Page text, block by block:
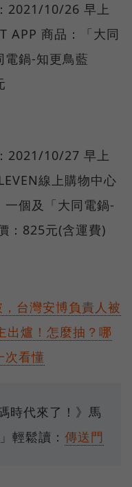
2021/10/26 早上
APP 商品：「大同
鍋-知更鳥藍
2021/10/27 早上
線上購物中心
個及「大同電鍋-
：825元(含運費)
台灣安博負責人被
出爐！怎麼抽？哪
次看懂
時代來了！》馬
輕鬆讀： 傳送門